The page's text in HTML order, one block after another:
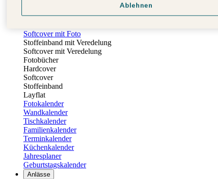
Notizbücher
Softcover mit Foto
Stoffeinband mit Veredelung
Softcover mit Veredelung
Fotobücher
Hardcover
Softcover
Stoffeinband
Layflat
Fotokalender
Wandkalender
Tischkalender
Familienkalender
Terminkalender
Küchenkalender
Jahresplaner
Geburtstagskalender
Anlässe
Ablehnen